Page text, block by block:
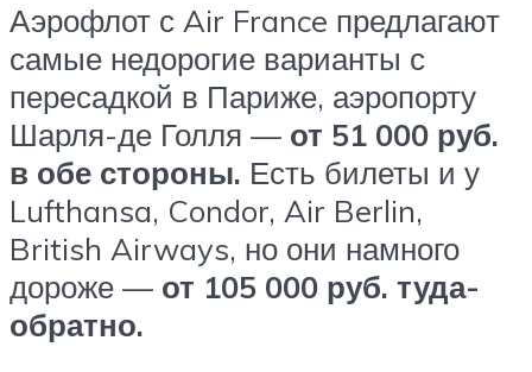
Аэрофлот с Air France предлагают
самые недорогие варианты с
пересадкой в Париже, аэропорту
Шарля-де Голля — от 51 000 руб.
в обе стороны. Есть билеты и у
Lufthansa, Condor, Air Berlin,
British Airways, но они намного
дороже — от 105 000 руб. туда-
обратно.